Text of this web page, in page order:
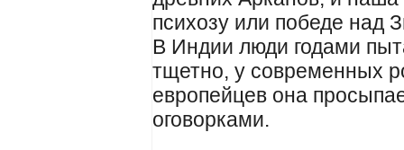
психозу или победе над
В Индии люди годами
тщетно, у современных
европейцев она
оговорками.